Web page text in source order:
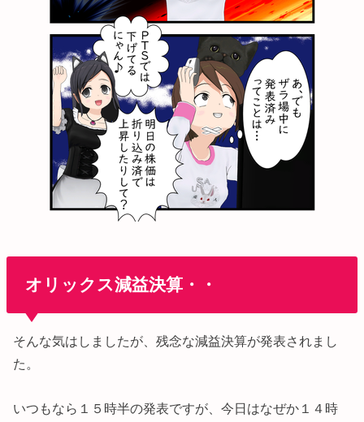
オリックス減益決算・・
そんな気はしましたが、残念な減益決算が発表されまし
た。
いつもなら１５時半の発表ですが、今日はなぜか１４時